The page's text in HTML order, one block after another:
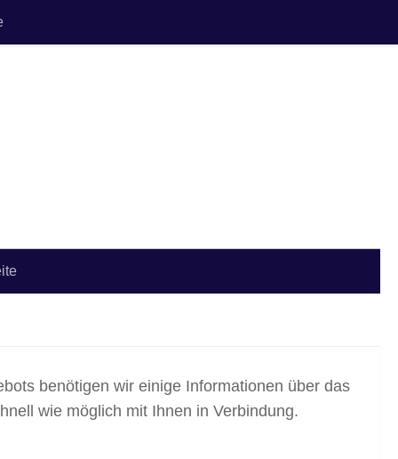
benötigen wir einige Informationen über das
wie möglich mit Ihnen in Verbindung.